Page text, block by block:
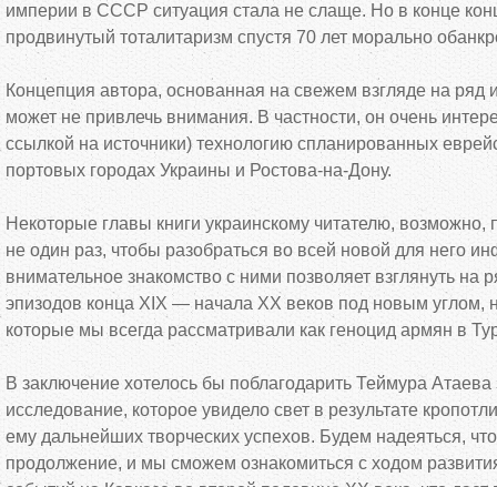
империи в СССР ситуация стала не слаще. Но в конце
продвинутый тоталитаризм спустя 70 лет морально
Концепция автора, основанная на свежем взгляде на ряд
может не привлечь внимания. В частности, он очень
ссылкой на источники) технологию спланированных
портовых городах Украины и Ростова-на-Дону.
Некоторые главы книги украинскому читателю, возможно,
не один раз, чтобы разобраться во всей новой для него
внимательное знакомство с ними позволяет взглянуть на
эпизодов конца XIX — начала ХХ веков под новым углом,
которые мы всегда рассматривали как геноцид армян в
В заключение хотелось бы поблагодарить Теймура Атаева
исследование, которое увидело свет в результате
ему дальнейших творческих успехов. Будем надеяться,
продолжение, и мы сможем ознакомиться с ходом